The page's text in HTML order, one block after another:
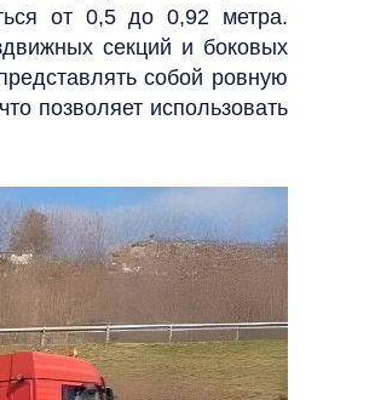
от 0,5 до 0,92 метра.
секций и боковых
собой ровную
позволяет использовать